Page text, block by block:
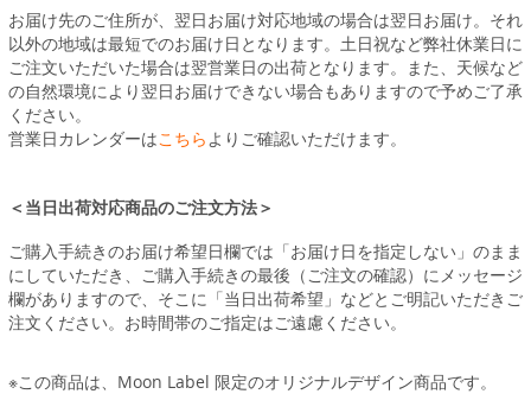
お届け先のご住所が、翌日お届け対応地域の場合は翌日お届け。それ
以外の地域は最短でのお届け日となります。土日祝など弊社休業日に
ご注文いただいた場合は翌営業日の出荷となります。また、天候など
の自然環境により翌日お届けできない場合もありますので予めご了承
ください。
営業日カレンダーはこちらよりご確認いただけます。
＜当日出荷対応商品のご注文方法＞
ご購入手続きのお届け希望日欄では「お届け日を指定しない」のまま
にしていただき、ご購入手続きの最後（ご注文の確認）にメッセージ
欄がありますので、そこに「当日出荷希望」などとご明記いただきご
注文ください。お時間帯のご指定はご遠慮ください。
※この商品は、Moon Label 限定のオリジナルデザイン商品です。